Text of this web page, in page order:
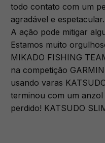
todo contato com um
agradável e espetacular.
A ação pode mitigar
Estamos muito
MIKADO FISHING
na competição
usando varas
terminou com um
perdido! KATSUDO